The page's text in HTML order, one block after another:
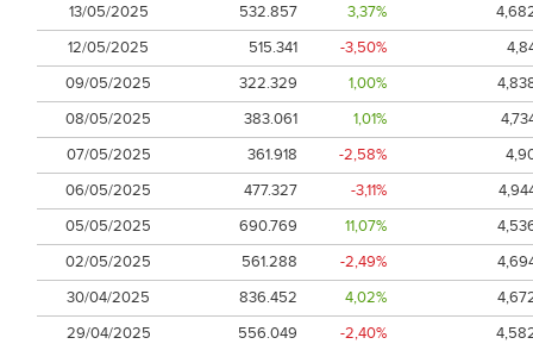
13/05/2025
532.857 3,37%
12/05/2025
515.341 -3,50%
09/05/2025
322.329 1,00%
08/05/2025
383.061 1,01%
07/05/2025
361.918 -2,58%
06/05/2025
477.327 -3,11%
05/05/2025
690.769 11,07%
02/05/2025
561.288 -2,49%
30/04/2025
836.452 4,02%
29/04/2025
556.049 -2,40%